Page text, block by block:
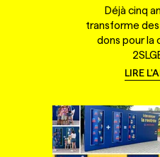
Déjà cinq
transforme
dons pour la
LIRE